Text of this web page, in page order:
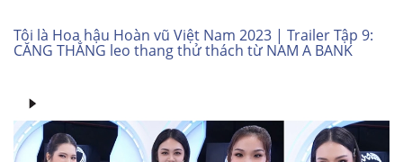
Tôi là Hoa hậu Hoàn vũ Việt Nam 2023 | Trailer Tập 9:
CĂNG THẲNG leo thang thử thách từ NAM A BANK